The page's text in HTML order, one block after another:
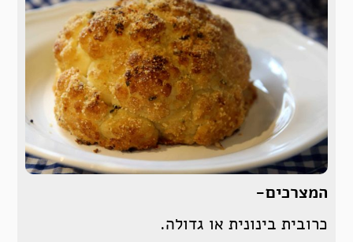
המצרכים-
כרובית בינונית או גדולה.